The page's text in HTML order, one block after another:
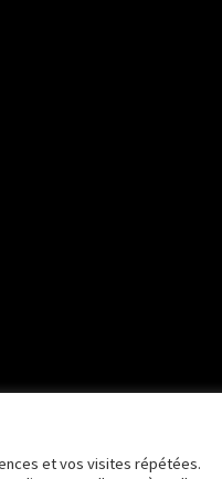
et vos visites répétées.